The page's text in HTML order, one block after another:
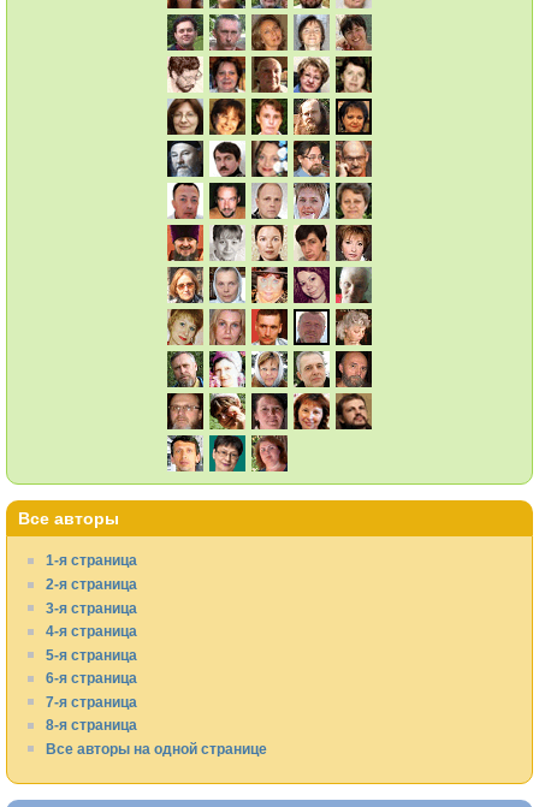
Все авторы
1-я страница
2-я страница
3-я страница
4-я страница
5-я страница
6-я страница
7-я страница
8-я страница
Все авторы на одной странице